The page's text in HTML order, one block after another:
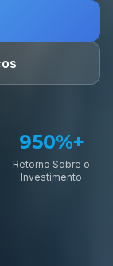
950%+
Retorno Sobre o
Investimento